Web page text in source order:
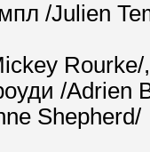
/Julien
/Adrien
Shepherd/